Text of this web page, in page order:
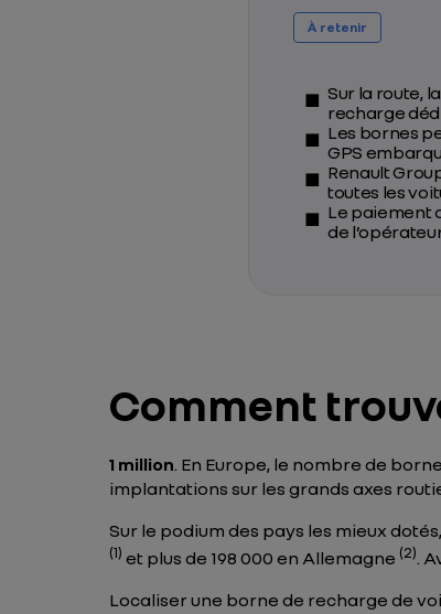
À retenir
Sur la route,
recharge
Les bornes
GPS
Renault
toutes les
Le paiement
de
Comment
1 million. En Europe, le nombre de
implantations sur les grands axes
Sur le podium des pays les mieux
(1) et plus de 198 000 en Allemagne (2).
Localiser une borne de recharge de